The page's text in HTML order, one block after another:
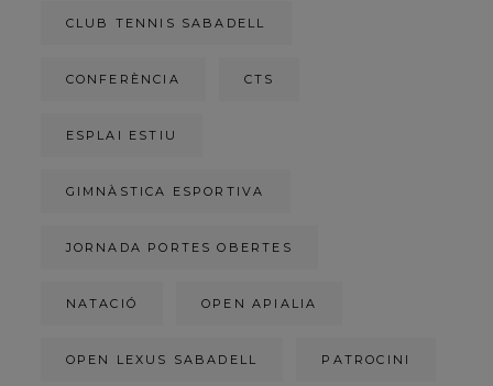
CLUB TENNIS SABADELL
CONFERÈNCIA CTS
ESPLAI ESTIU
GIMNÀSTICA ESPORTIVA
JORNADA PORTES OBERTES
NATACIÓ OPEN APIALIA
OPEN LEXUS SABADELL PATROCINI